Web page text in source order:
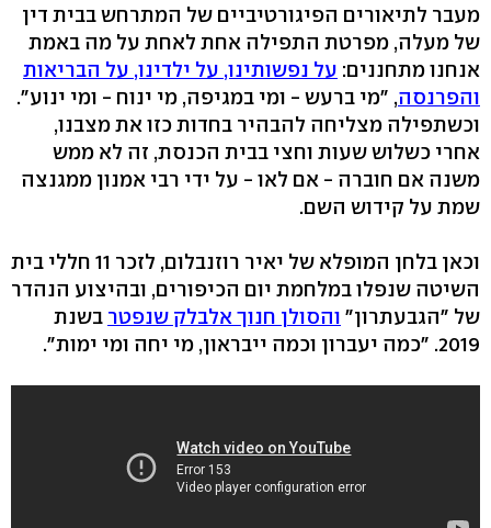
מעבר לתיאורים הפיגורטיביים של המתרחש בבית דין
של מעלה, מפרטת התפילה אחת לאחת על מה באמת
אנחנו מתחננים: על נפשותינו, על ילדינו, על הבריאות
והפרנסה, "מי ברעש - ומי במגיפה, מי ינוח - ומי ינוע".
וכשתפילה מצליחה להבהיר בחדות כזו את מצבנו,
אחרי כשלוש שעות וחצי בבית הכנסת, זה לא ממש
משנה אם חוברה - אם לאו - על ידי רבי אמנון ממגנצה
שמת על קידוש השם.
וכאן בלחן המופלא של יאיר רוזנבלום, לזכר 11 חללי בית
השיטה שנפלו במלחמת יום הכיפורים, ובהיצוע הנהדר
של "הגבעתרון" והסולן חנוך אלבלק שנפטר בשנת
2019. "כמה יעברון וכמה ייבראון, מי יחה ומי ימות".